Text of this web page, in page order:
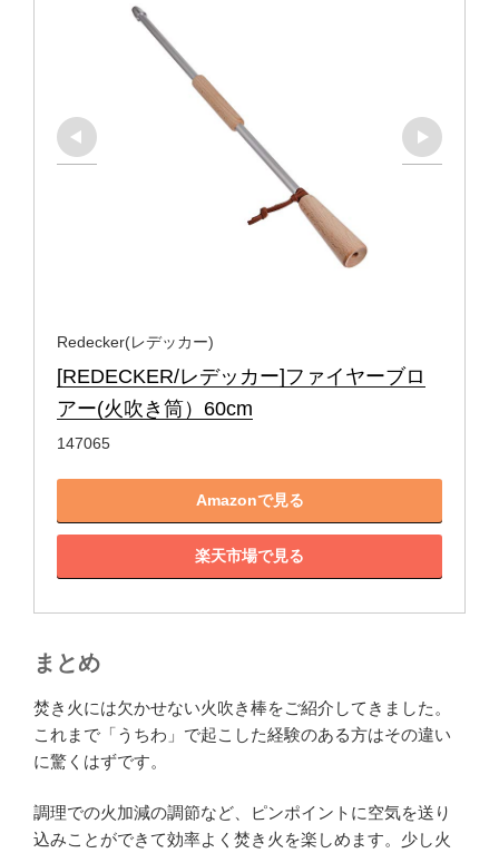
Redecker(レデッカー)
[REDECKER/レデッカー]ファイヤーブロ
アー(火吹き筒）60cm
147065
Amazonで見る
楽天市場で見る
まとめ
焚き火には欠かせない火吹き棒をご紹介してきました。
これまで「うちわ」で起こした経験のある方はその違い
に驚くはずです。
調理での火加減の調節など、ピンポイントに空気を送り
込みことができて効率よく焚き火を楽しめます。少し火